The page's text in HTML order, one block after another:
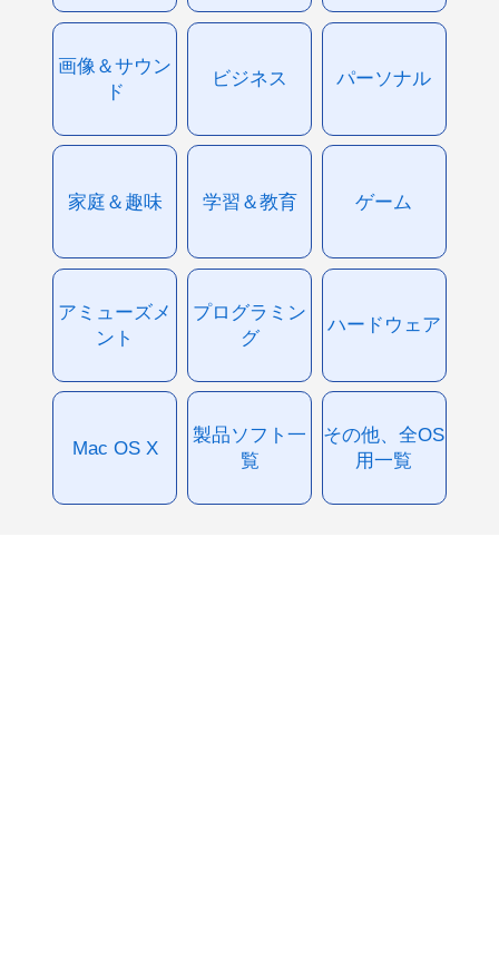
画像＆サウン
ド
ビジネス パーソナル
家庭＆趣味 学習＆教育 ゲーム
アミューズメ
ント
プログラミン
グ
ハードウェア
Mac OS X
製品ソフト一
覧
その他、全OS
用一覧